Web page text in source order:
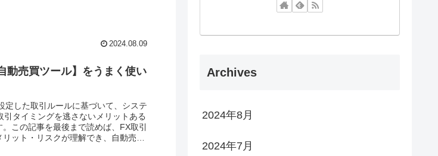
2024.08.09
動売買ツール】をうまく使い
定した取引ルールに基づいて、システ
タイミングを逃さないメリットある
この記事を最後まで読めば、FX取引
ット・リスクが理解でき、自動売買
Archives
2024年8月
2024年7月